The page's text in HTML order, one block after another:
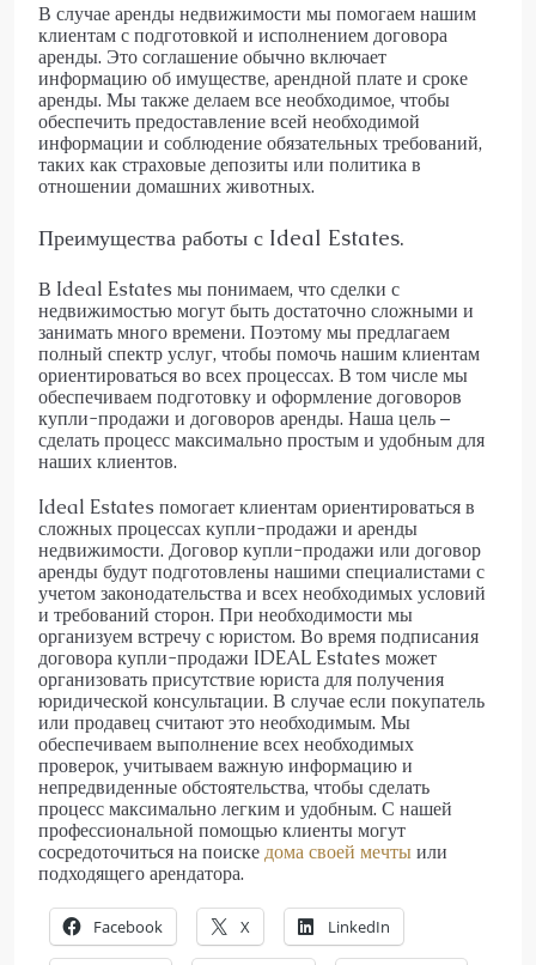
В случае аренды недвижимости мы помогаем нашим
клиентам с подготовкой и исполнением договора
аренды. Это соглашение обычно включает
информацию об имуществе, арендной плате и сроке
аренды. Мы также делаем все необходимое, чтобы
обеспечить предоставление всей необходимой
информации и соблюдение обязательных требований,
таких как страховые депозиты или политика в
отношении домашних животных.
Преимущества работы с Ideal Estates.
В Ideal Estates мы понимаем, что сделки с
недвижимостью могут быть достаточно сложными и
занимать много времени. Поэтому мы предлагаем
полный спектр услуг, чтобы помочь нашим клиентам
ориентироваться во всех процессах. В том числе мы
обеспечиваем подготовку и оформление договоров
купли-продажи и договоров аренды. Наша цель –
сделать процесс максимально простым и удобным для
наших клиентов.
Ideal Estates помогает клиентам ориентироваться в
сложных процессах купли-продажи и аренды
недвижимости. Договор купли-продажи или договор
аренды будут подготовлены нашими специалистами с
учетом законодательства и всех необходимых условий
и требований сторон. При необходимости мы
организуем встречу с юристом. Во время подписания
договора купли-продажи IDEAL Estates может
организовать присутствие юриста для получения
юридической консультации. В случае если покупатель
или продавец считают это необходимым. Мы
обеспечиваем выполнение всех необходимых
проверок, учитываем важную информацию и
непредвиденные обстоятельства, чтобы сделать
процесс максимально легким и удобным. С нашей
профессиональной помощью клиенты могут
сосредоточиться на поискедома своей мечтыили
подходящего арендатора.
Facebook X LinkedIn